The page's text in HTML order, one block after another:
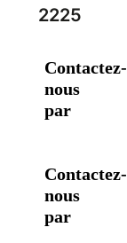
2225
Contactez-
nous
par
Contactez-
nous
par